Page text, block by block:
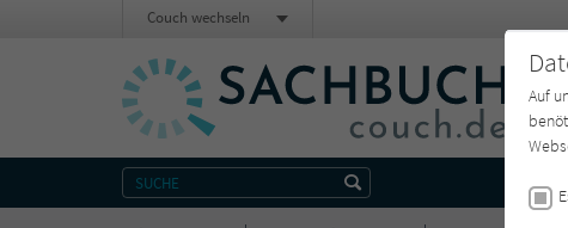
Couch wechseln
Auf